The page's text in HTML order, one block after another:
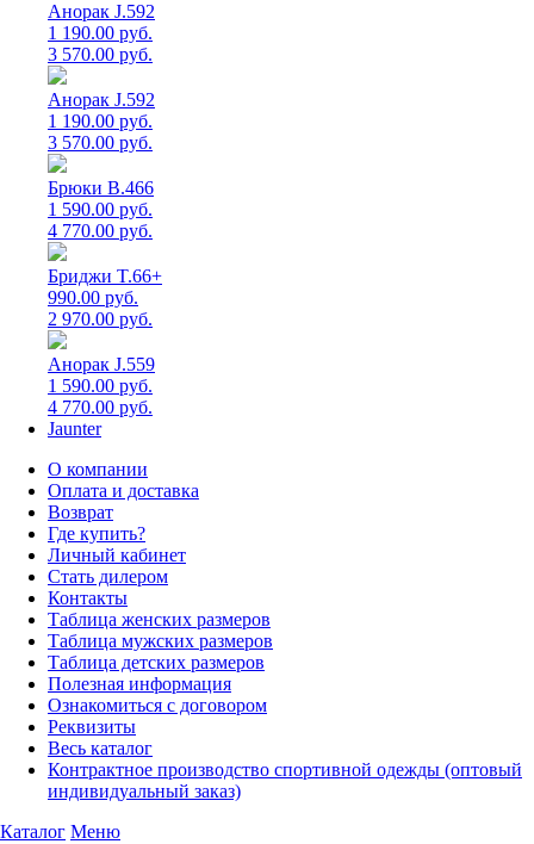
Анорак J.592
1 190.00 руб.
3 570.00 руб.
Анорак J.592
1 190.00 руб.
3 570.00 руб.
Брюки B.466
1 590.00 руб.
4 770.00 руб.
Бриджи T.66+
990.00 руб.
2 970.00 руб.
Анорак J.559
1 590.00 руб.
4 770.00 руб.
Jaunter
О компании
Оплата и доставка
Возврат
Где купить?
Личный кабинет
Стать дилером
Контакты
Таблица женских размеров
Таблица мужских размеров
Таблица детских размеров
Полезная информация
Ознакомиться с договором
Реквизиты
Весь каталог
Контрактное производство спортивной одежды (оптовый
индивидуальный заказ)
Каталог Меню